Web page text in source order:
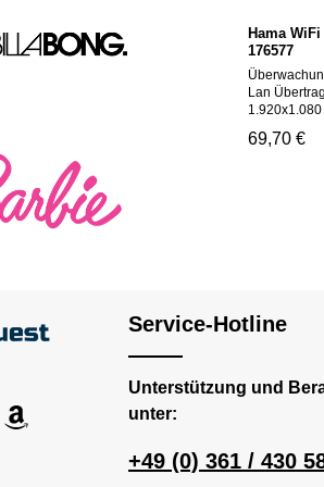
Hama
176577
Lan
Regulärer
69,70 €
Service-Hotline
Unterstützung und
unter:
+49 (0) 361 / 430